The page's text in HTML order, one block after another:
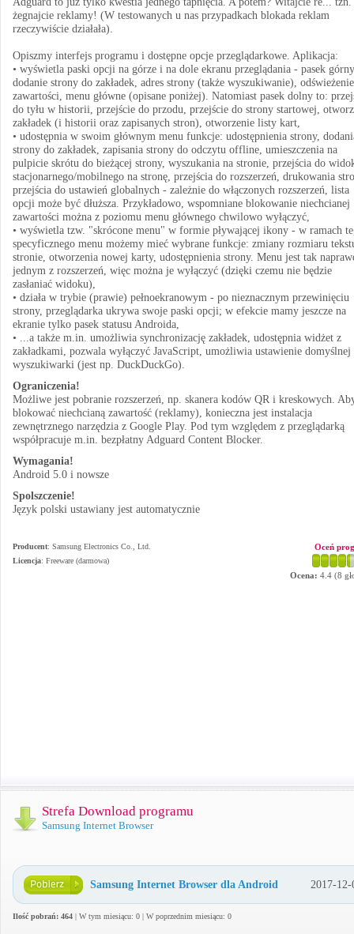
żegnajcie reklamy! (W testowanych u nas przypadkach blokada reklam
rzeczywiście działała).
Opiszmy interfejs programu i dostępne opcje przeglądarkowe. Aplikacja:
• wyświetla paski opcji na górze i na dole ekranu przeglądania - pasek
dodanie strony do zakładek, adres strony (także wyszukiwanie), odświeżenie
zawartości, menu główne (opisane poniżej). Natomiast pasek dolny to:
do tyłu w historii, przejście do przodu, przejście do strony startowej,
zakładek (i historii oraz zapisanych stron), otworzenie listy kart,
• udostępnia w swoim głównym menu funkcje: udostępnienia strony,
strony do zakładek, zapisania strony do odczytu offline, umieszczenia na
pulpicie skrótu do bieżącej strony, wyszukania na stronie, przejścia do
stacjonarnego/mobilnego na stronę, przejścia do rozszerzeń, drukowania
przejścia do ustawień globalnych - zależnie do włączonych rozszerzeń, lista
opcji może być dłuższa. Przykładowo, wspomniane blokowanie niechcianej
zawartości można z poziomu menu głównego chwilowo wyłączyć,
• wyświetla tzw. "skrócone menu" w formie pływającej ikony - w ramach
specyficznego menu możemy mieć wybrane funkcje: zmiany rozmiaru
stronie, otworzenia nowej karty, udostępnienia strony. Menu jest tak
jednym z rozszerzeń, więc można je wyłączyć (dzięki czemu nie będzie
zasłaniać widoku),
• działa w trybie (prawie) pełnoekranowym - po nieznacznym przewinięciu
strony, przeglądarka ukrywa swoje paski opcji; w efekcie mamy jeszcze na
ekranie tylko pasek statusu Androida,
• ...a także m.in. umożliwia synchronizację zakładek, udostępnia widżet z
zakładkami, pozwala wyłączyć JavaScript, umożliwia ustawienie domyślnej
wyszukiwarki (jest np. DuckDuckGo).
Ograniczenia!
Możliwe jest pobranie rozszerzeń, np. skanera kodów QR i kreskowych.
blokować niechcianą zawartość (reklamy), konieczna jest instalacja
zewnętrznego narzędzia z Google Play. Pod tym względem z przeglądarką
współpracuje m.in. bezpłatny Adguard Content Blocker.
Wymagania!
Android 5.0 i nowsze
Spolszczenie!
Język polski ustawiany jest automatycznie
Producent: Samsung Electronics Co., Ltd.
Licencja: Freeware (darmowa)
Oceń
Ocena: 4.4 (8
Strefa Download programu
Samsung Internet Browser
Samsung Internet Browser dla Android 2017-12-
Ilość pobrań: 464 | W tym miesiącu: 0 | W poprzednim miesiącu: 0